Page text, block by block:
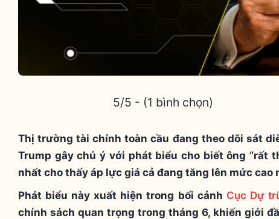
5/5 - (1 bình chọn)
Thị trường tài chính toàn cầu đang theo dõi sát
Trump gây chú ý với phát biểu cho biết ông “rất
nhất cho thấy áp lực giá cả đang tăng lên mức cao
Phát biểu này xuất hiện trong bối cảnh Cục Dự
chính sách quan trọng trong tháng 6, khiến giới